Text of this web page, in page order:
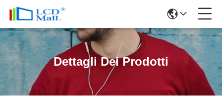
Dettagli Dei Prodotti